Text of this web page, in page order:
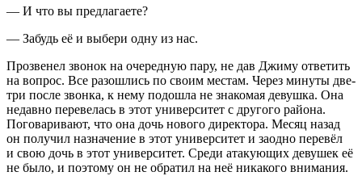
— И что вы предлагаете?
— Забудь её и выбери одну из нас.
Прозвенел звонок на очередную пару, не дав Джиму ответить
на вопрос. Все разошлись по своим местам. Через минуты две-
три после звонка, к нему подошла не знакомая девушка. Она
недавно перевелась в этот университет с другого района.
Поговаривают, что она дочь нового директора. Месяц назад
он получил назначение в этот университет и заодно перевёл
и свою дочь в этот университет. Среди атакующих девушек её
не было, и поэтому он не обратил на неё никакого внимания.